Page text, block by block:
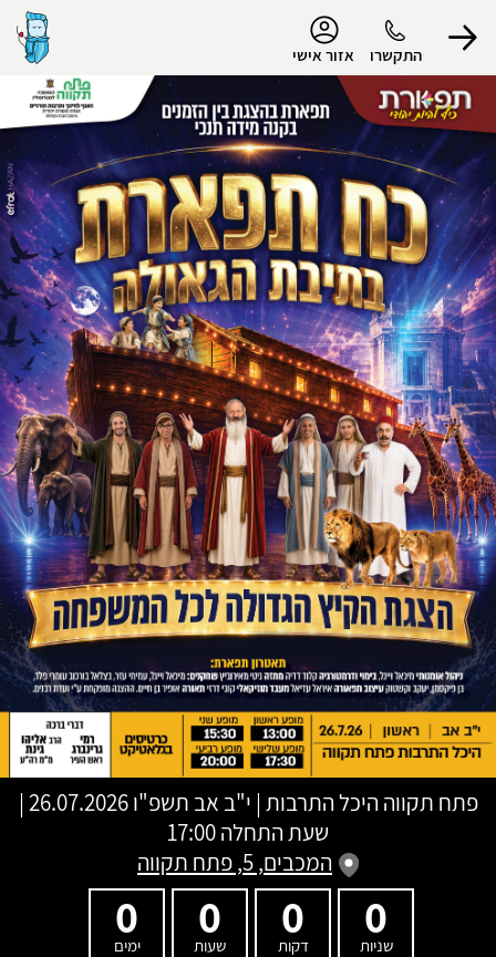
התקשרו אזור אישי
הפרופיל שלי
התנתק
פתח תקווה היכל התרבות | י"ב אב תשפ"ו
26.07.2026 |
שעת התחלה 17:00
המכבים, 5, פתח תקווה
0
שניות
0
דקות
0
שעות
0
ימים